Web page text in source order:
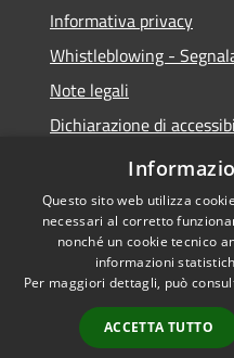
Informativa privacy
Whistleblowing -
Note legali
Dichiarazione di
Segnalazione di
Accessibilità
Questo sito web utilizza
necessari al corretto
nonché un cookie tecnico
informazioni
Per maggiori dettagli, può
ACCETTA TUTTO